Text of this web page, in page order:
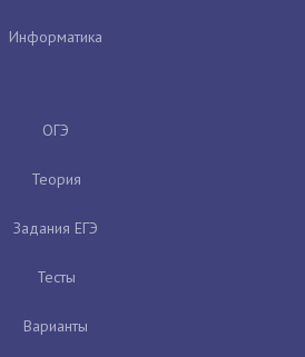
Информатика
ОГЭ
Теория
Задания ЕГЭ
Тесты
Варианты